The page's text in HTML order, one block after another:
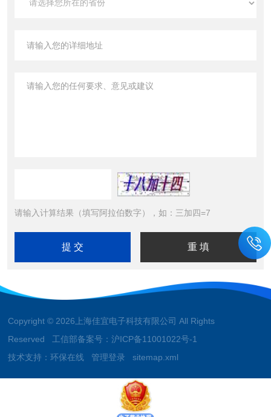
请输入计算结果（填写阿拉伯数字），如：三加四=7
Copyright © 2026上海佳宜电子科技有限公司 All Rights
Reserved 工信部备案号：沪ICP备11001022号-1
技术支持：环保在线 管理登录 sitemap.xml